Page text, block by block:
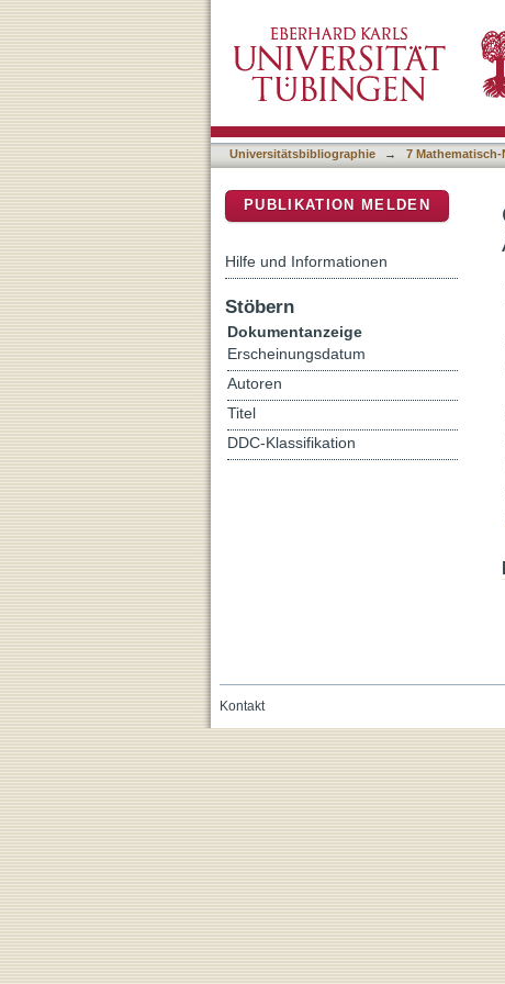
Gravitationsabhängige
Universitätsbibliographie → 7
PUBLIKATION MELDEN
Hilfe und Informationen
Stöbern
Dokumentanzeige
Erscheinungsdatum
Autoren
Titel
DDC-Klassifikation
Kontakt